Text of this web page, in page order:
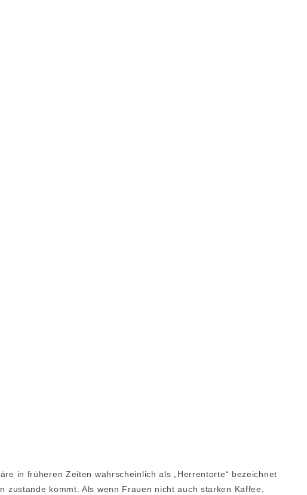
in früheren Zeiten wahrscheinlich als „Herrentorte“ bezeichnet
zustande kommt. Als wenn Frauen nicht auch starken Kaffee,